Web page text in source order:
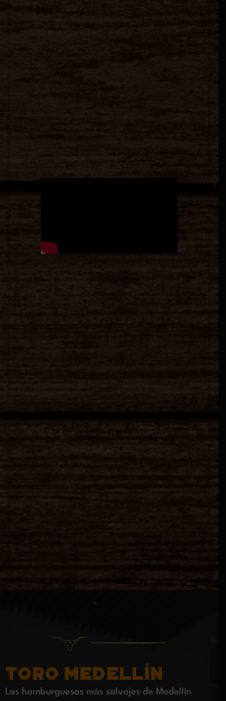
TORO BOGOTÁ
Las hamburguesas más salvajes de Bogotá
TORO MEDELLÍN
Las hamburguesas más salvajes de Medellín
BUCARAMANGA
TORO
BARRANQUILLA